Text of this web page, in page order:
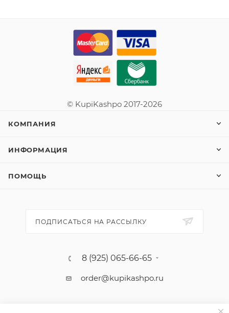
© KupiKashpo 2017-2026
КОМПАНИЯ
ИНФОРМАЦИЯ
ПОМОЩЬ
ПОДПИСАТЬСЯ НА РАССЫЛКУ
8 (925) 065-66-65
order@kupikashpo.ru